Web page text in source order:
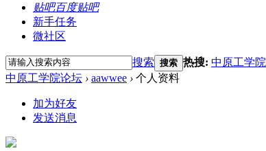
贴吧百度贴吧
新手任务
微社区
搜索 搜索 热搜: 中原工学院
中原工学院论坛 › aawwee › 个人资料
加为好友
发送消息